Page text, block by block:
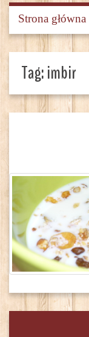
Strona główna
Tag:imbir